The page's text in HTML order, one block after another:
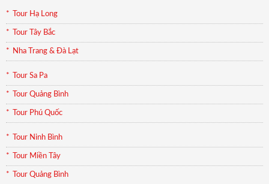
Tour Hạ Long
Tour Tây Bắc
Nha Trang & Đà Lạt
Tour Sa Pa
Tour Quảng Bình
Tour Phú Quốc
Tour Ninh Bình
Tour Miền Tây
Tour Quảng Bình